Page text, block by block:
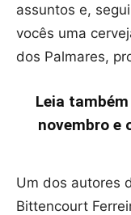
assuntos e,
vocês uma
dos Palmares,
Leia
novembro e
Um dos autores
Bittencourt